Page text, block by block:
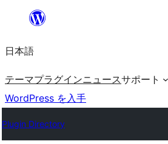
を
ッ
プ
日本語
テーマプラグインニュースサポート
WordPress を入手
Plugin Directory